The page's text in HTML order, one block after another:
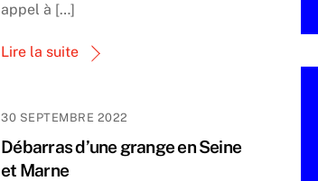
appel à […]
Lire la suite
30 SEPTEMBRE 2022
Débarras d’une grange en Seine
et Marne